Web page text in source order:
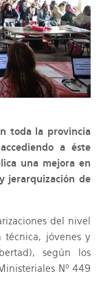
toda la provincia
a éste
una mejora en
jerarquización de
del nivel
técnica, jóvenes y
según los
Nº 449